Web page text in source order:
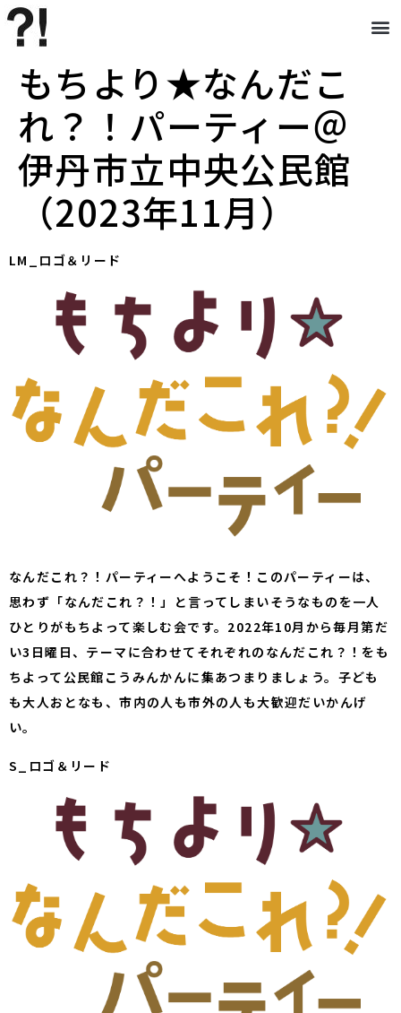
もちより★なんだこ
れ？！パーティー＠
伊丹市立中央公民館
（2023年11月）
LM_ロゴ＆リード
なんだこれ？！パーティーへようこそ！このパーティーは、
思わず「なんだこれ？！」と言ってしまいそうなものを一人
ひとりがもちよって楽しむ会です。2022年10月から毎月第だ
い3日曜日、テーマに合わせてそれぞれのなんだこれ？！をも
ちよって公民館こうみんかんに集あつまりましょう。子ども
も大人おとなも、市内の人も市外の人も大歓迎だいかんげ
い。
S_ロゴ＆リード